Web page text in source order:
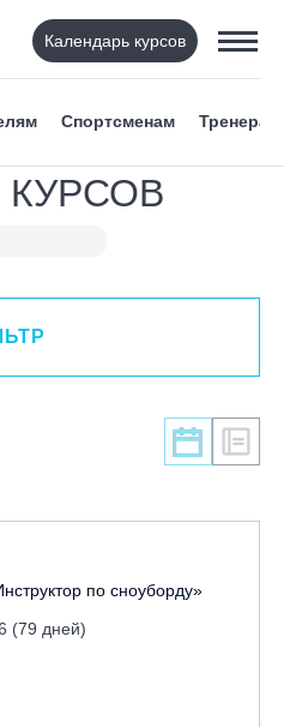
Календарь курсов
Спортсменам Тренерам
КУРСОВ
по сноуборду»
(79 дней)